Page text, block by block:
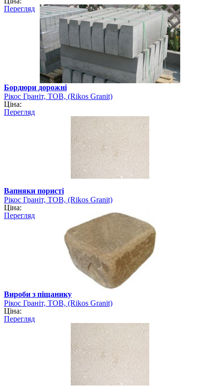
Перегляд
Бордюри дорожні
Рікос Граніт, ТОВ, (Rikos Granit)
Ціна:
Перегляд
Вапняки пористі
Рікос Граніт, ТОВ, (Rikos Granit)
Ціна:
Перегляд
Вироби з піщанику
Рікос Граніт, ТОВ, (Rikos Granit)
Ціна:
Перегляд